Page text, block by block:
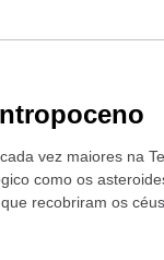
vez maiores na
como os
recobriram os